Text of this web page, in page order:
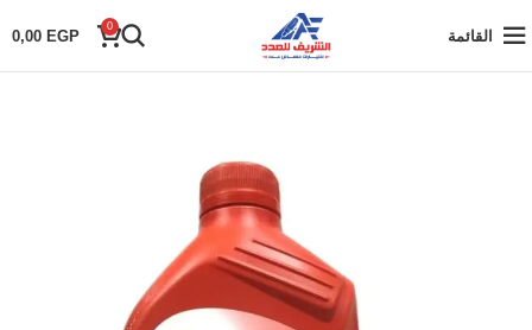
القائمة
0
0,00 EGP